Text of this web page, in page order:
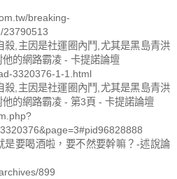
breaking-
23790513
殺,主因是社運圈內鬥,尤其是黑島青洪
的網路霸凌 - 卡提諾論壇
3320376-1-1.html
殺,主因是社運圈內鬥,尤其是黑島青洪
的網路霸凌 - 第3頁 - 卡提諾論壇
是要喝酒啦，要不然要幹嘛？-述說論
899